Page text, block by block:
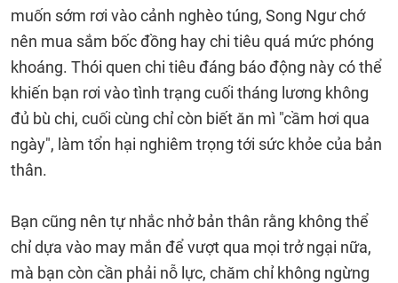
muốn sớm rơi vào cảnh nghèo túng, Song Ngư chớ
nên mua sắm bốc đồng hay chi tiêu quá mức phóng
khoáng. Thói quen chi tiêu đáng báo động này có thể
khiến bạn rơi vào tình trạng cuối tháng lương không
đủ bù chi, cuối cùng chỉ còn biết ăn mì "cầm hơi qua
ngày", làm tổn hại nghiêm trọng tới sức khỏe của bản
thân.
Bạn cũng nên tự nhắc nhở bản thân rằng không thể
chỉ dựa vào may mắn để vượt qua mọi trở ngại nữa,
mà bạn còn cần phải nỗ lực, chăm chỉ không ngừng